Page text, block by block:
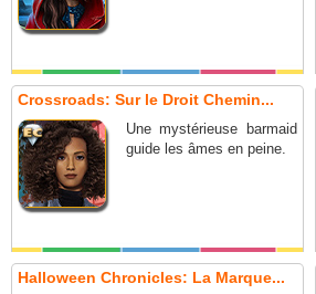
Crossroads: Sur le Droit Chemin...
Une mystérieuse barmaid
guide les âmes en peine.
Halloween Chronicles: La Marque...